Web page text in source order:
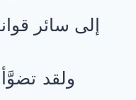
إلى سائر
ولقد